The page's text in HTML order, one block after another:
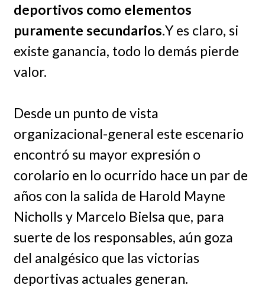
deportivos como elementos
puramente secundarios.Y es claro, si
existe ganancia, todo lo demás pierde
valor.
Desde un punto de vista
organizacional-general este escenario
encontró su mayor expresión o
corolario en lo ocurrido hace un par de
años con la salida de Harold Mayne
Nicholls y Marcelo Bielsa que, para
suerte de los responsables, aún goza
del analgésico que las victorias
deportivas actuales generan.